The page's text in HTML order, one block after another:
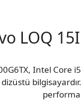
LOQ
Intel Core